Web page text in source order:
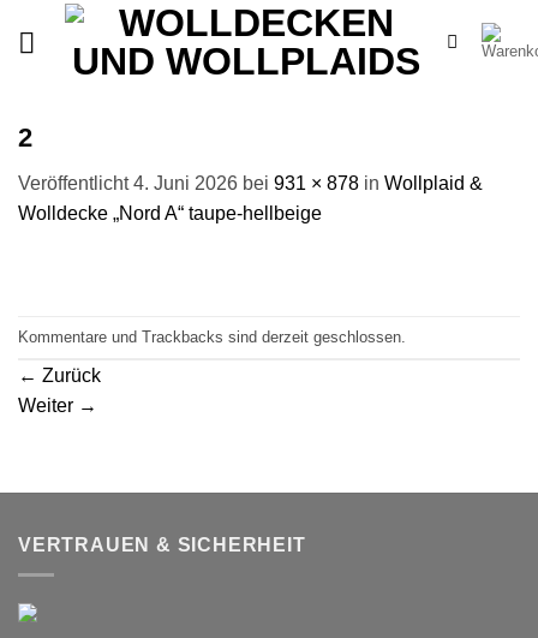
2
Veröffentlicht4. Juni 2026 bei 931 × 878 in Wollplaid &
Wolldecke „Nord A“ taupe-hellbeige
Kommentare und Trackbacks sind derzeit geschlossen.
← Zurück
Weiter →
VERTRAUEN & SICHERHEIT